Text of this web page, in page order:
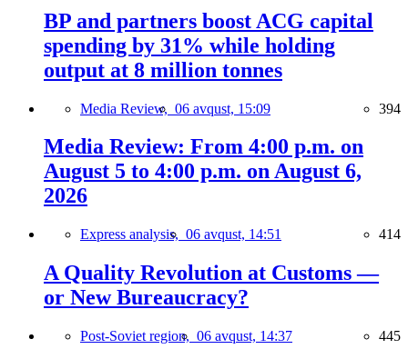
BP and partners boost ACG capital
spending by 31% while holding
output at 8 million tonnes
Media Review, 06 avqust, 15:09 394
Media Review: From 4:00 p.m. on
August 5 to 4:00 p.m. on August 6,
2026
Express analysis, 06 avqust, 14:51 414
A Quality Revolution at Customs —
or New Bureaucracy?
Post-Soviet region, 06 avqust, 14:37 445